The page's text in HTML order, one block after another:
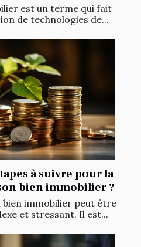
est un terme qui fait
de technologies de...
à suivre pour la
bien immobilier ?
bien immobilier peut être
et stressant. Il est...